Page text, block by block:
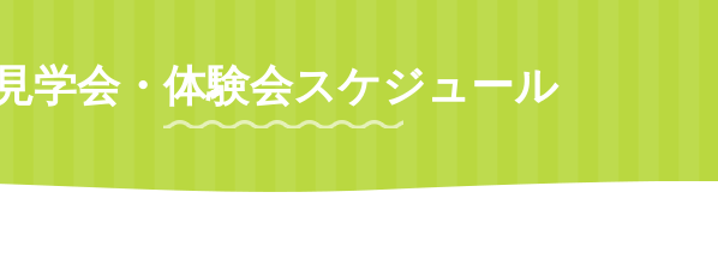
見学会・体験会スケジュール